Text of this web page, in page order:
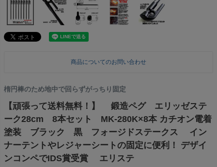
商品についてのお問い合わせ
楕円棒のため地中で回らずがっちり固定
【頑張って送料無料！】 鍛造ペグ エリッゼステ
ーク28cm 8本セット MK-280K×8本 カチオン電着
塗装 ブラック 黒 フォージドステークス イン
ナーテントやレジャーシートの固定に便利！ デザイ
ンコンペでIDS賞受賞 エリステ